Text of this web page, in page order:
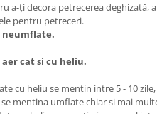
a-ți decora petrecerea deghizată,
pentru petreceri.
neumflate.
cat si cu heliu.
cu heliu se mentin intre 5 - 10
mentina umflate chiar si mai